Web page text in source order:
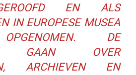
EN ALS
IN EUROPESE MUSEA
DE
GAAN OVER
ARCHIEVEN EN